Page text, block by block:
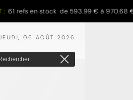
refs en stock de 593.99 € à 970.68 €
06 AOÛT 2026